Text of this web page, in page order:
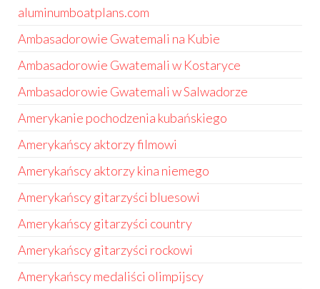
aluminumboatplans.com
Ambasadorowie Gwatemali na Kubie
Ambasadorowie Gwatemali w Kostaryce
Ambasadorowie Gwatemali w Salwadorze
Amerykanie pochodzenia kubańskiego
Amerykańscy aktorzy filmowi
Amerykańscy aktorzy kina niemego
Amerykańscy gitarzyści bluesowi
Amerykańscy gitarzyści country
Amerykańscy gitarzyści rockowi
Amerykańscy medaliści olimpijscy